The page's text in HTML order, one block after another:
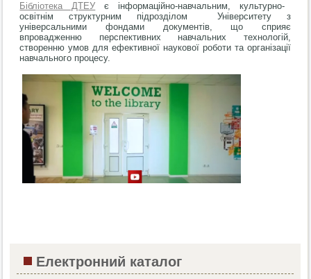
Бібліотека ДТЕУ є інформаційно-навчальним, культурно-
освітнім структурним підрозділом Університету з
універсальними фондами документів, що сприяє
впровадженню перспективних навчальних технологій,
створенню умов для ефективної наукової роботи та організації
навчального процесу.
Електронний каталог